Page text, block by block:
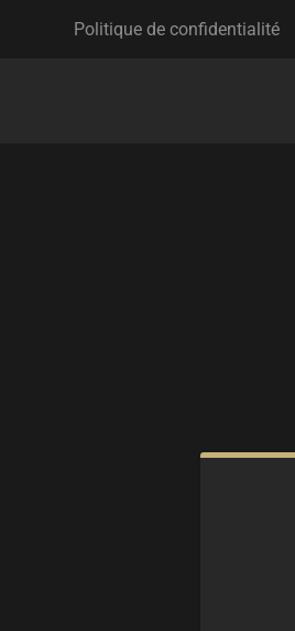
Politique de confidentialité